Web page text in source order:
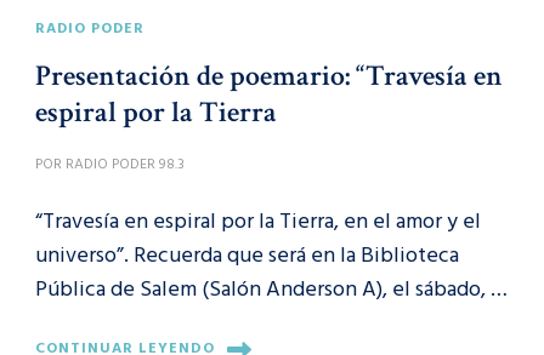
RADIO PODER
Presentación de poemario: “Travesía en
espiral por la Tierra
POR RADIO PODER 98.3
“Travesía en espiral por la Tierra, en el amor y el
universo”. Recuerda que será en la Biblioteca
Pública de Salem (Salón Anderson A), el sábado, …
CONTINUAR LEYENDO